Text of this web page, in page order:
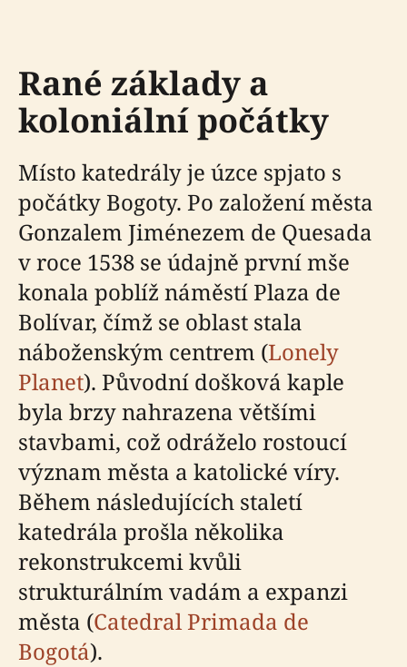
Rané základy a
koloniální počátky
Místo katedrály je úzce spjato s
počátky Bogoty. Po založení města
Gonzalem Jiménezem de Quesada
v roce 1538 se údajně první mše
konala poblíž náměstí Plaza de
Bolívar, čímž se oblast stala
náboženským centrem (Lonely
Planet). Původní došková kaple
byla brzy nahrazena většími
stavbami, což odráželo rostoucí
význam města a katolické víry.
Během následujících staletí
katedrála prošla několika
rekonstrukcemi kvůli
strukturálním vadám a expanzi
města (Catedral Primada de
Bogotá).